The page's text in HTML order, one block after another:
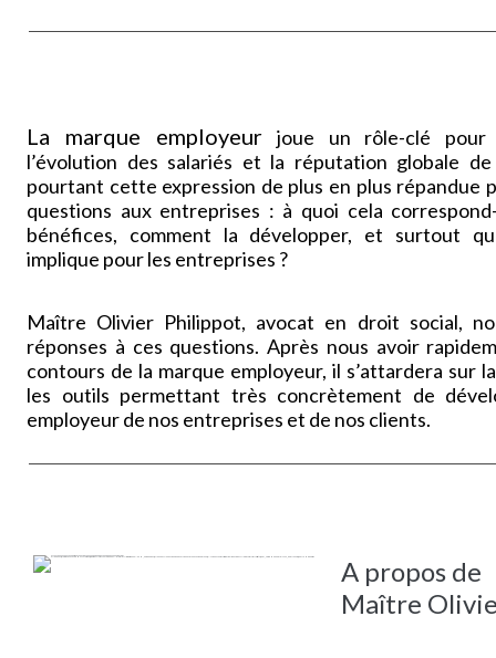
La marque employeurjoue un rôle-clé pour
l’évolution des salariés et la réputation globale
pourtant cette expression de plus en plus répandue
questions aux entreprises : à quoi cela
bénéfices, comment la développer, et surtout
implique pour les entreprises ?
Maître Olivier Philippot, avocat en droit social,
réponses à ces questions. Après nous avoir
contours de la marque employeur, il s’attardera sur
les outils permettant très concrètement de
employeur de nos entreprises et de nos clients.
A propos de
Maître